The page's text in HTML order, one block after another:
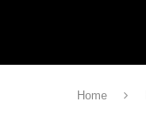
Home